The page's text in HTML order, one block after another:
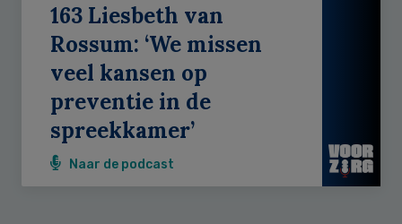
163 Liesbeth van
Rossum: ‘We missen
veel kansen op
preventie in de
spreekkamer’
Naar de podcast